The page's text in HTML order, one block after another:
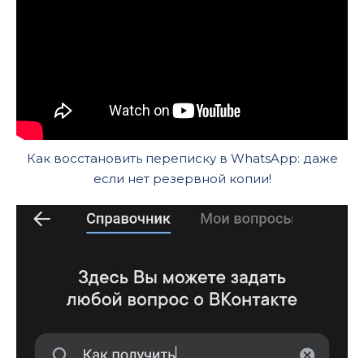
Как восстановить переписку в WhatsApp: даже
если нет резервной копии!